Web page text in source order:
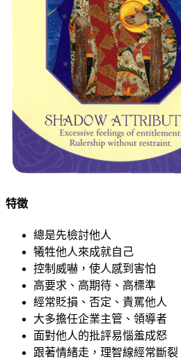
特徵
總是先檢討他人
犧牲他人來成就自己
控制威嚇，使人感到害怕
高要求、高期待、高標準
經常貶損、否定、責罵他人
大多擔任企業主管、領導者
面對他人的批評易惱羞成怒
跟著情緒走，理智線經常斷裂